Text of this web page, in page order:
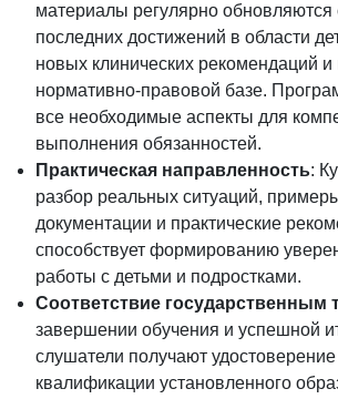
материалы регулярно обновляются
последних достижений в области
новых клинических рекомендаций
нормативно-правовой базе.
все необходимые аспекты для
выполнения обязанностей.
Практическая направленность:
разбор реальных ситуаций,
документации и практические
способствует формированию
работы с детьми и подростками.
Соответствие государственным
завершении обучения и успешной
слушатели получают
квалификации установленного